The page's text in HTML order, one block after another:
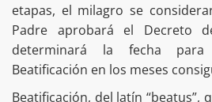
etapas, el milagro se
Padre aprobará el Decreto
determinará la fecha
Beatificación en los meses
Beatificación, del latín “beatus”,